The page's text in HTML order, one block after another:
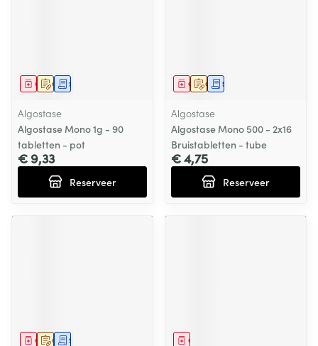
Op voorschrift
GeneesmiddelSchriftelijke aanvraag
Algostase
Algostase Mono 1g - 90
tabletten - pot
€ 9,33
Reserveer
Op voorschrift
GeneesmiddelSchriftelijke aanvraag
Algostase
Algostase Mono 500 - 2x16
Bruistabletten - tube
€ 4,75
Reserveer
Op voorschrift
GeneesmiddelSchriftelijke aanvraag Geneesmiddel